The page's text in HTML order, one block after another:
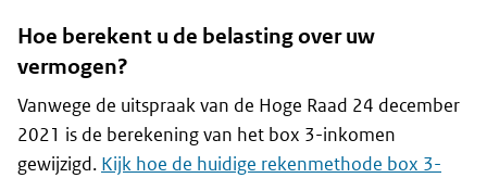
Hoe berekent u de belasting over uw
vermogen?
Vanwege de uitspraak van de Hoge Raad 24 december
2021 is de berekening van het box 3-inkomen
gewijzigd. Kijk hoe de huidige rekenmethode box 3-